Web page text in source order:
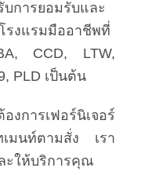
บการยอมรับและ
รงแรมมืออาชีพที่
CCD, LTW,
PLD เป็นต้น
ารเฟอร์นิเจอร์
เมนท์ตามสั่ง เรา
ะให้บริการคุณ